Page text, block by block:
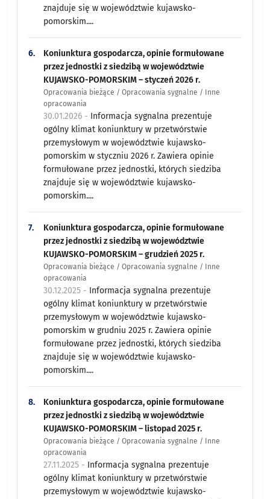
znajduje się w województwie kujawsko-
pomorskim....
6.
Koniunktura gospodarcza, opinie formułowane
przez jednostki z siedzibą w województwie
KUJAWSKO-POMORSKIM – styczeń 2026 r.
Opracowania bieżące / Opracowania sygnalne / Inne
opracowania
30.01.2026 - Informacja sygnalna prezentuje
ogólny klimat koniunktury w przetwórstwie
przemysłowym w województwie kujawsko-
pomorskim w styczniu 2026 r. Zawiera opinie
formułowane przez jednostki, których siedziba
znajduje się w województwie kujawsko-
pomorskim....
7.
Koniunktura gospodarcza, opinie formułowane
przez jednostki z siedzibą w województwie
KUJAWSKO-POMORSKIM – grudzień 2025 r.
Opracowania bieżące / Opracowania sygnalne / Inne
opracowania
30.12.2025 - Informacja sygnalna prezentuje
ogólny klimat koniunktury w przetwórstwie
przemysłowym w województwie kujawsko-
pomorskim w grudniu 2025 r. Zawiera opinie
formułowane przez jednostki, których siedziba
znajduje się w województwie kujawsko-
pomorskim....
8.
Koniunktura gospodarcza, opinie formułowane
przez jednostki z siedzibą w województwie
KUJAWSKO-POMORSKIM – listopad 2025 r.
Opracowania bieżące / Opracowania sygnalne / Inne
opracowania
27.11.2025 - Informacja sygnalna prezentuje
ogólny klimat koniunktury w przetwórstwie
przemysłowym w województwie kujawsko-